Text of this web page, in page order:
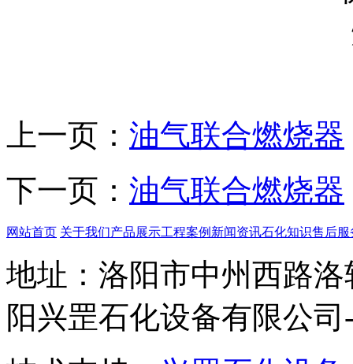
上一页： 油气联合燃烧器
下一页： 油气联合燃烧器
网站首页 关于我们产品展示工程案例 新闻资讯石化知识售后服
地址：洛阳市中州西路洛
阳兴罡石化设备有限公